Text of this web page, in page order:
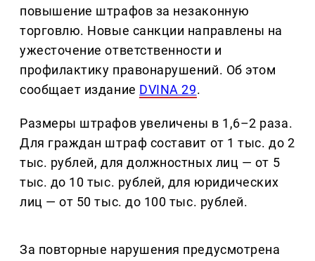
повышение штрафов за незаконную
торговлю. Новые санкции направлены на
ужесточение ответственности и
профилактику правонарушений. Об этом
сообщает издание DVINA 29.
Размеры штрафов увеличены в 1,6–2 раза.
Для граждан штраф составит от 1 тыс. до 2
тыс. рублей, для должностных лиц — от 5
тыс. до 10 тыс. рублей, для юридических
лиц — от 50 тыс. до 100 тыс. рублей.
За повторные нарушения предусмотрена